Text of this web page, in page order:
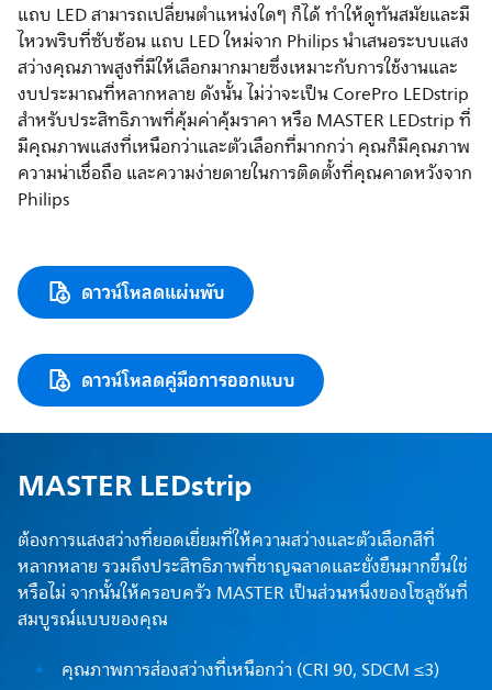
แถบ LED สามารถเปลี่ยนตำแหน่งใดๆ ก็ได้ ทำให้ดูทันสมัยและมี
ไหวพริบที่ซับซ้อน แถบ LED ใหม่จาก Philips นำเสนอระบบแสง
สว่างคุณภาพสูงที่มีให้เลือกมากมายซึ่งเหมาะกับการใช้งานและ
งบประมาณที่หลากหลาย ดังนั้น ไม่ว่าจะเป็น CorePro LEDstrip
สำหรับประสิทธิภาพที่คุ้มค่าคุ้มราคา หรือ MASTER LEDstrip ที่
มีคุณภาพแสงที่เหนือกว่าและตัวเลือกที่มากกว่า คุณก็มีคุณภาพ
ความน่าเชื่อถือ และความง่ายดายในการติดตั้งที่คุณคาดหวังจาก
Philips
ดาวน์โหลดแผ่นพับ
ดาวน์โหลดคู่มือการออกแบบ
MASTER LEDstrip
ต้องการแสงสว่างที่ยอดเยี่ยมที่ให้ความสว่างและตัวเลือกสีที่
หลากหลาย รวมถึงประสิทธิภาพที่ชาญฉลาดและยั่งยืนมากขึ้นใช่
หรือไม่ จากนั้นให้ครอบครัว MASTER เป็นส่วนหนึ่งของโซลูชันที่
สมบูรณ์แบบของคุณ
คุณภาพการส่องสว่างที่เหนือกว่า (CRI 90, SDCM ≤3)